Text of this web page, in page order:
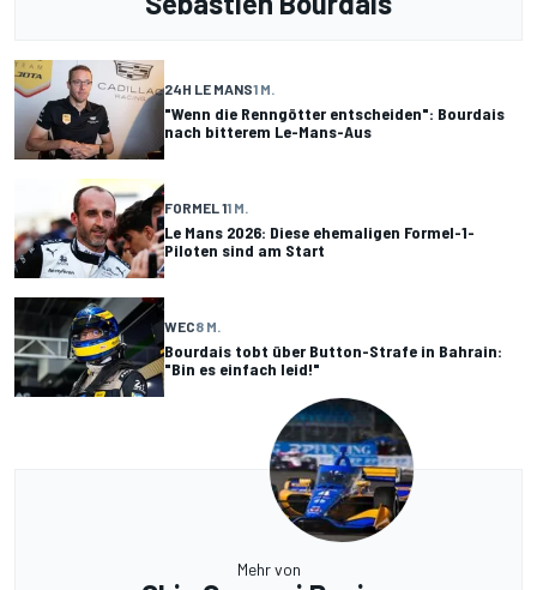
24H LE MANS1 M.
"Wenn die Renngötter entscheiden": Bourdais
nach bitterem Le-Mans-Aus
FORMEL 11 M.
Le Mans 2026: Diese ehemaligen Formel-1-
Piloten sind am Start
WEC8 M.
Bourdais tobt über Button-Strafe in Bahrain:
"Bin es einfach leid!"
Mehr von